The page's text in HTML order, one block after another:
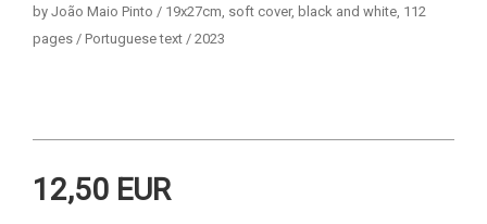
by João Maio Pinto / 19x27cm, soft cover, black and white, 112
pages / Portuguese text / 2023
12,50 EUR